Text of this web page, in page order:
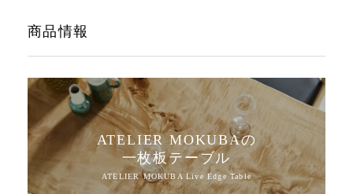
商品情報
ATELIER MOKUBAの
一枚板テーブル